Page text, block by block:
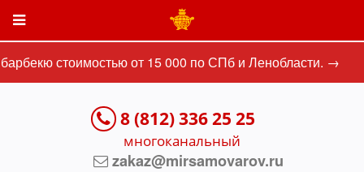
стоимостью от 15 000 по СПб и Ленобласти. →
8 (812) 336 25 25
многоканальный
zakaz@mirsamovarov.ru